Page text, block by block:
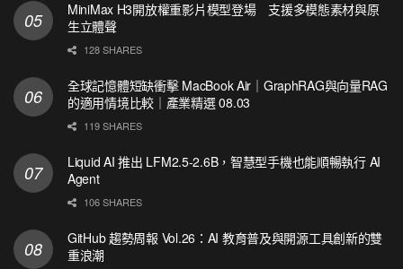
MiniMax H3開放權重影片模型登場 支援多模態素材與原
生立體聲
128 SHARES
全球記憶體短缺衝擊 MacBook Air｜GraphRAG與向量RAG
的適用情境比較｜產業精選 08.03
119 SHARES
Liquid AI 推出 LFM2.5-2.6B，智慧型手機也能順暢執行 AI
Agent
106 SHARES
GitHub 趨勢周報 Vol.26：AI 教育普及與開源工具創新的雙
重浪潮